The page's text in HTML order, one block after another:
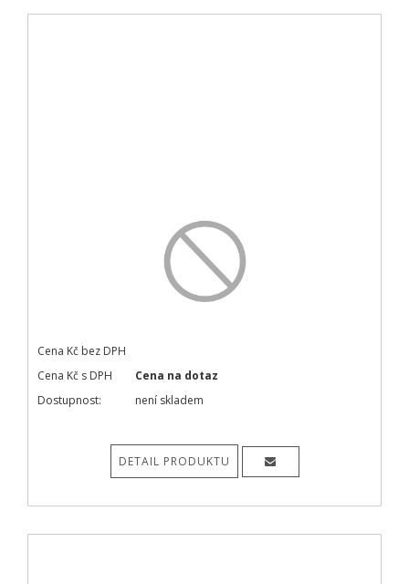
Cena Kč bez DPH
Cena Kč s DPH
Cena na dotaz
Dostupnost:
není skladem
DETAIL PRODUKTU